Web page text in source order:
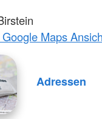
Maps
Adressen